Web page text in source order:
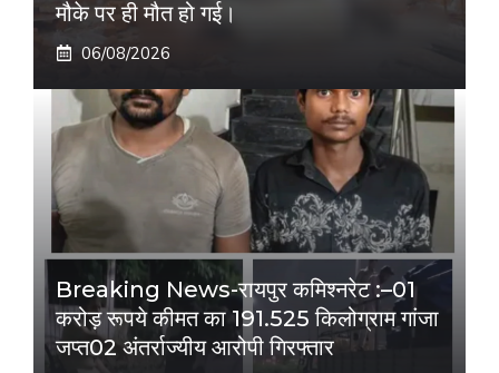
मौके पर ही मौत हो गई।
06/08/2026
Breaking News-रायपुर कमिश्नरेट :–01
करोड़ रूपये कीमत का 191.525 किलोग्राम गांजा
जप्त02 अंतर्राज्यीय आरोपी गिरफ्तार